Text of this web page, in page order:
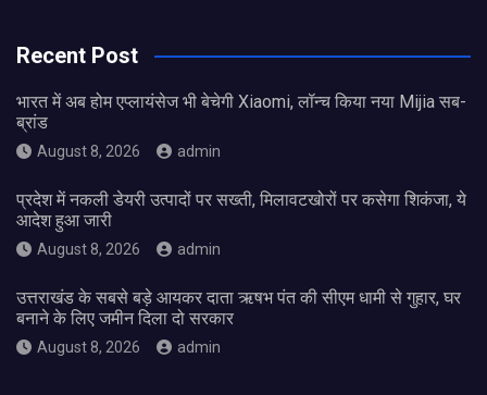
Recent Post
भारत में अब होम एप्लायंसेज भी बेचेगी Xiaomi, लॉन्च किया नया Mijia सब-
ब्रांड
August 8, 2026 admin
प्रदेश में नकली डेयरी उत्पादों पर सख्ती, मिलावटखोरों पर कसेगा शिकंजा, ये
आदेश हुआ जारी
August 8, 2026 admin
उत्तराखंड के सबसे बड़े आयकर दाता ऋषभ पंत की सीएम धामी से गुहार, घर
बनाने के लिए जमीन दिला दो सरकार
August 8, 2026 admin